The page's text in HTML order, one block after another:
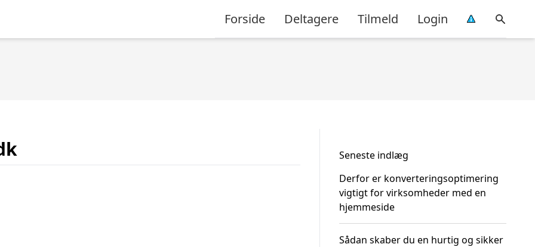
Forside Deltagere Tilmeld Login
Seneste indlæg
Derfor er konverteringsoptimering
vigtigt for virksomheder med en
hjemmeside
Sådan skaber du en hurtig og sikker